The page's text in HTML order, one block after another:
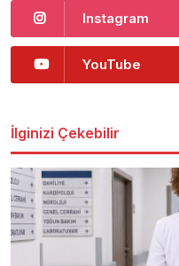
Instagram
YouTube
İlginizi Çekebilir